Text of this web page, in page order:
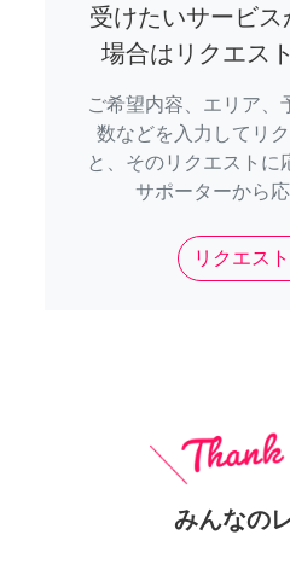
受けたいサービ
場合はリクエス
ご希望内容、エリア、
数などを入力してリ
と、そのリクエストに
サポーターから
リクエス
みんなの